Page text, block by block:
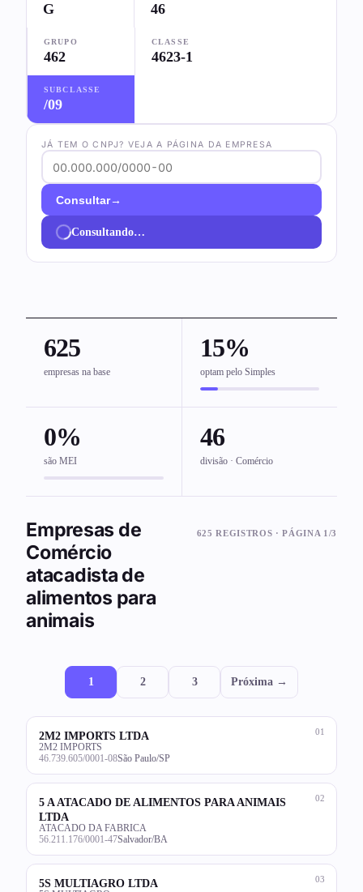
G 46
GRUPO
462
CLASSE
4623-1
SUBCLASSE
/09
JÁ TEM O CNPJ? VEJA A PÁGINA DA EMPRESA
Consultar→
Consultando…
625
empresas na base
15%
optam pelo Simples
0%
são MEI
46
divisão · Comércio
Empresas de
Comércio
atacadista de
alimentos para
animais
625 REGISTROS · PÁGINA 1/3
1 2 3 Próxima →
01
2M2 IMPORTS LTDA
2M2 IMPORTS
46.739.605/0001-08São Paulo/SP
02
5 A ATACADO DE ALIMENTOS PARA ANIMAIS
LTDA
ATACADO DA FABRICA
56.211.176/0001-47Salvador/BA
03
5S MULTIAGRO LTDA